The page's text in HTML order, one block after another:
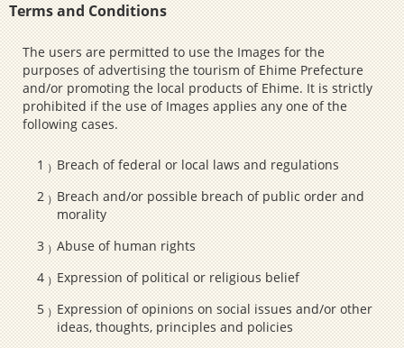
Terms and Conditions
The users are permitted to use the Images for the
purposes of advertising the tourism of Ehime Prefecture
and/or promoting the local products of Ehime. It is strictly
prohibited if the use of Images applies any one of the
following cases.
Breach of federal or local laws and regulations
Breach and/or possible breach of public order and
morality
Abuse of human rights
Expression of political or religious belief
Expression of opinions on social issues and/or other
ideas, thoughts, principles and policies